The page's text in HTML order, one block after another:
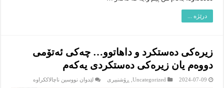
درێژە ...
زیرەکی دەستکرد و داهاتوو… چەکی ئەتۆمی
دووەم یان زیرەکی دەستکردی یەکەم
2024-07-09
Uncategorized ڕۆشنبیرى لێدوان نووسین ناچالاککراوە